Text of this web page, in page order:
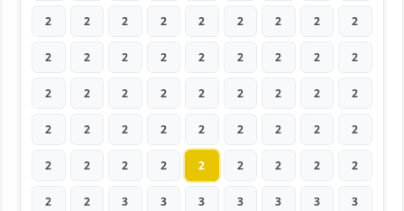
2 2 2 2 2 2 2 2 2
2 2 2 2 2 2 2 2 2
2 2 2 2 2 2 2 2 2
2 2 2 2 2 2 2 2 2
2 2 2 2 2 2 2 2 2
2 2 3 3 3 3 3 3 3